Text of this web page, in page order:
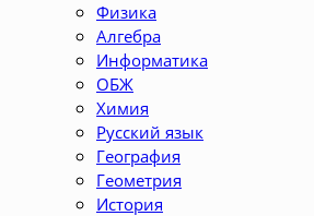
Физика
Алгебра
Информатика
ОБЖ
Химия
Русский язык
География
Геометрия
История